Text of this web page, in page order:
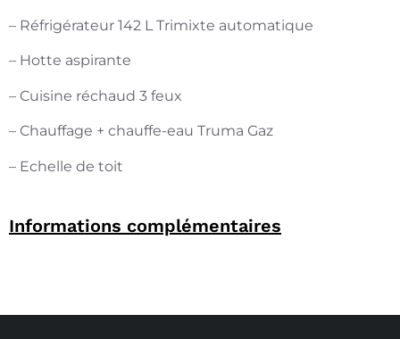
– Réfrigérateur 142 L Trimixte automatique
– Hotte aspirante
– Cuisine réchaud 3 feux
– Chauffage + chauffe-eau Truma Gaz
– Echelle de toit
Informations complémentaires